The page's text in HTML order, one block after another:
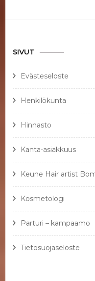
SIVUT
Evästeseloste
Henkilökunta
Hinnasto
Kanta-asiakkuus
Keune Hair artist
Kosmetologi
Parturi – kampaamo
Tietosuojaseloste